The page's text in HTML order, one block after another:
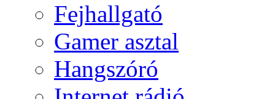
Fejhallgató
Gamer asztal
Hangszóró